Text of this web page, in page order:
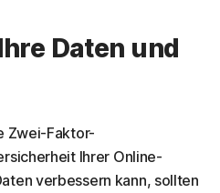
Daten und
Zwei-Faktor-
Ihrer Online-
verbessern kann, sollten